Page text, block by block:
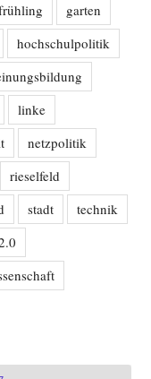
garten
hochschulpolitik
linke
netzpolitik
rieselfeld
stadt
technik